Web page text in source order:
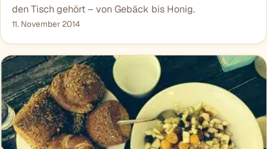
den Tisch gehört – von Gebäck bis Honig.
11. November 2014